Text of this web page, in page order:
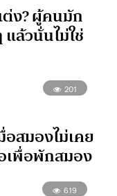
ง? ผู้คนมัก
แล้วนั่นไม่ใช่
201
อสมองไม่เคย
เพื่อพักสมอง
619